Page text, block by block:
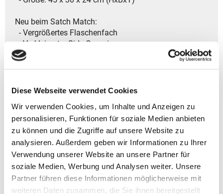
Diese Webseite verwendet Cookies
Wir verwenden Cookies, um Inhalte und Anzeigen zu
personalisieren, Funktionen für soziale Medien anbieten
zu können und die Zugriffe auf unsere Website zu
analysieren. Außerdem geben wir Informationen zu Ihrer
Verwendung unserer Website an unsere Partner für
soziale Medien, Werbung und Analysen weiter. Unsere
Partner führen diese Informationen möglicherweise mit
weiteren Daten zusammen, die Sie ihnen bereitgestellt
Neu beim Satch Match:
- Vergrößertes Flaschenfach
- Verkleinerter Side Organizer
- Wasserablauf an der Fronttasche
- Rückenfreundlich und individuell anpassbar auf
- Reflektierende Elemente für mehr Sicherheit im
Straßenverkehr
- Vier praktische Fächer inklusive Side Organizer für
perfekte Ordnung
- Gepolstertes Laptopfach für Geräte bis ca.15 Zoll
und zusätzlichem Fach fürs Tablet
- Dehnbare Seitentasche für Trinkflaschen, Snacks
- Zusätzliche Fronttasche für praktischen Extra-